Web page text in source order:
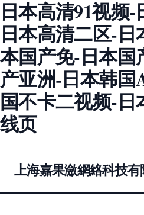
日本高清91视频
日本高清二区-日
本国产免-日本国
产亚洲-日本韩
国不卡二视频-日
线页
上海嘉果瀲網絡科技有